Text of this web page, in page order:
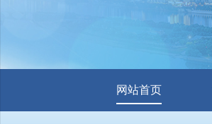
网站首页